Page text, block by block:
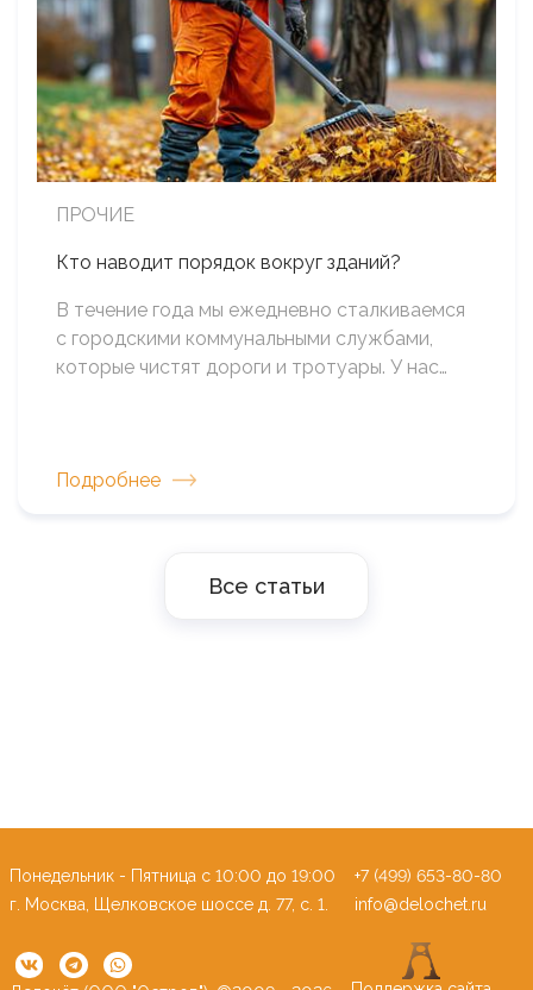
ПРОЧИЕ
Кто наводит порядок вокруг зданий?
В течение года мы ежедневно сталкиваемся
с городскими коммунальными службами,
которые чистят дороги и тротуары. У нас…
Подробнее
Все статьи
Понедельник - Пятница c 10:00 до 19:00
г. Москва, Щелковское шоссе д. 77, с. 1.
+7 (499) 653-80-80
info@delochet.ru